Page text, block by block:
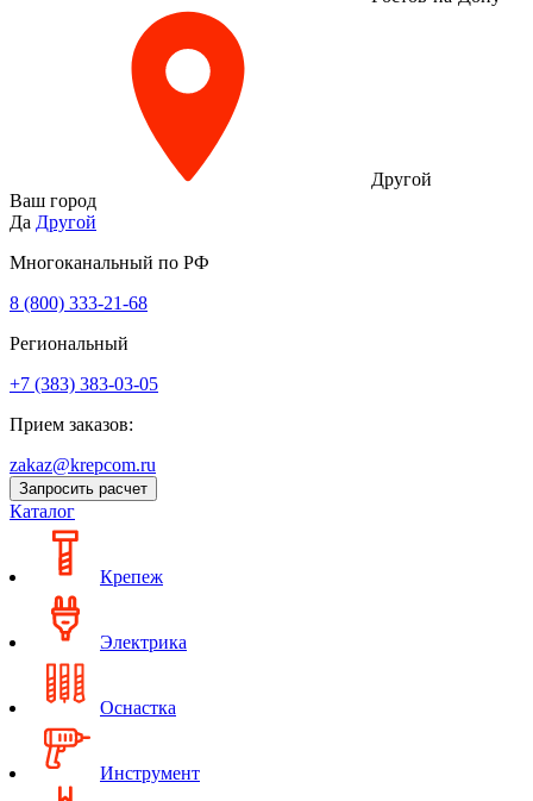
Другой
Ваш город
Да Другой
Многоканальный по РФ
8 (800) 333‑21-68
Региональный
+7 (383) 383-03-05
Прием заказов:
zakaz@krepcom.ru
Запросить расчет
Каталог
Крепеж
Электрика
Оснастка
Инструмент